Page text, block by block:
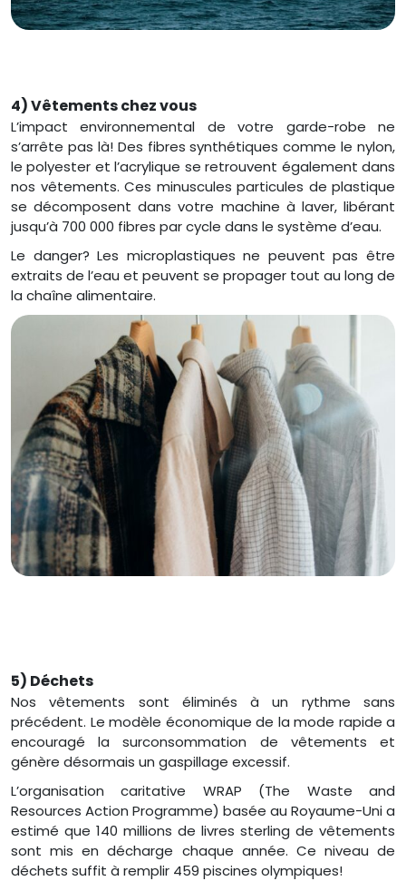
4) Vêtements chez vous
L’impact environnemental de votre garde-robe ne
s’arrête pas là! Des fibres synthétiques comme le nylon,
le polyester et l’acrylique se retrouvent également dans
nos vêtements. Ces minuscules particules de plastique
se décomposent dans votre machine à laver, libérant
jusqu’à 700 000 fibres par cycle dans le système d’eau.
Le danger? Les microplastiques ne peuvent pas être
extraits de l’eau et peuvent se propager tout au long de
la chaîne alimentaire.
5) Déchets
Nos vêtements sont éliminés à un rythme sans
précédent. Le modèle économique de la mode rapide a
encouragé la surconsommation de vêtements et
génère désormais un gaspillage excessif.
L’organisation caritative WRAP (The Waste and
Resources Action Programme) basée au Royaume-Uni a
estimé que 140 millions de livres sterling de vêtements
sont mis en décharge chaque année. Ce niveau de
déchets suffit à remplir 459 piscines olympiques!